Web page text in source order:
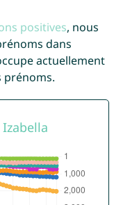
positives, nous
dans
actuellement
prénoms.